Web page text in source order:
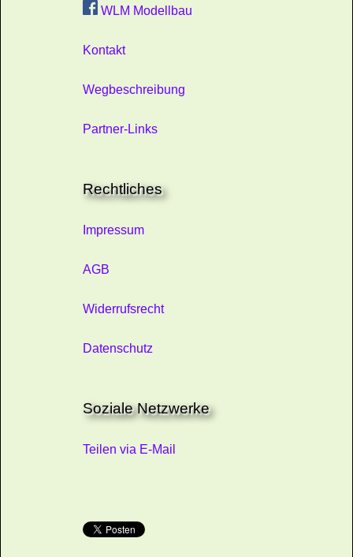
WLM Modellbau
Kontakt
Wegbeschreibung
Partner-Links
Rechtliches
Impressum
AGB
Widerrufsrecht
Datenschutz
Soziale Netzwerke
Teilen via E-Mail